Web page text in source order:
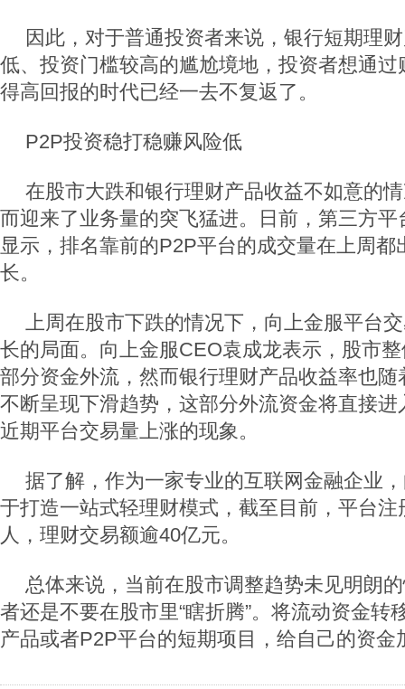
因此，对于普通投资者来说，银行短期理
低、投资门槛较高的尴尬境地，投资者想通
得高回报的时代已经一去不复返了。
P2P投资稳打稳赚风险低
在股市大跌和银行理财产品收益不如意的
而迎来了业务量的突飞猛进。日前，第三方
显示，排名靠前的P2P平台的成交量在上周都
长。
上周在股市下跌的情况下，向上金服平台
长的局面。向上金服CEO袁成龙表示，股市
部分资金外流，然而银行理财产品收益率也
不断呈现下滑趋势，这部分外流资金将直接
近期平台交易量上涨的现象。
据了解，作为一家专业的互联网金融企业
于打造一站式轻理财模式，截至目前，平台
人，理财交易额逾40亿元。
总体来说，当前在股市调整趋势未见明朗
者还是不要在股市里“瞎折腾”。将流动资金转
产品或者P2P平台的短期项目，给自己的资金